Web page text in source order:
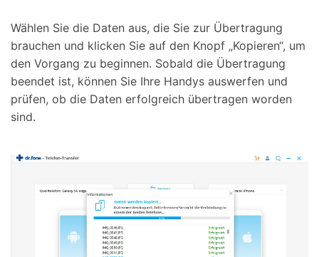
Wählen Sie die Daten aus, die Sie zur Übertragung
brauchen und klicken Sie auf den Knopf „Kopieren“, um
den Vorgang zu beginnen. Sobald die Übertragung
beendet ist, können Sie Ihre Handys auswerfen und
prüfen, ob die Daten erfolgreich übertragen worden
sind.